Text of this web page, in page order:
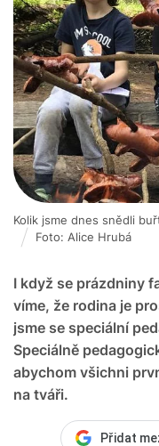
I když se prázdniny
víme, že rodina je
jsme se speciální
Speciálně
abychom všichni
na tváři.
Kolik jsme dnes snědli
Foto: Alice Hrubá
Přidat